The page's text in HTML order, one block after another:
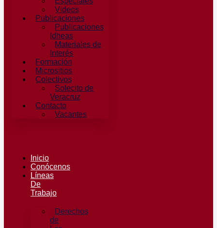
Videos
Publicaciones
Publicaciones
Idheas
Materiales de
Interés
Formación
Micrositios
Colectivos
Solecito de
Veracruz
Contacto
Vacantes
Inicio
Conócenos
Líneas
De
Trabajo
Derechos
de